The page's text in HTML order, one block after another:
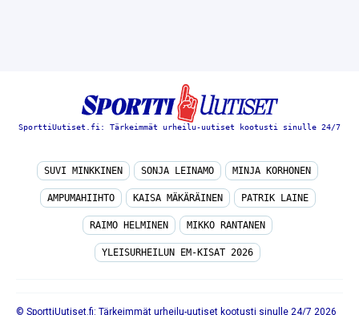
SporttiUutiset.fi: Tärkeimmät urheilu-uutiset kootusti sinulle 24/7
AMPUMAHIIHTO KAISA MÄKÄRÄINEN PATRIK LAINE
RAIMO HELMINEN MIKKO RANTANEN
YLEISURHEILUN EM-KISAT 2026
TIETOA MEISTÄ/🇬🇧 SPORTIVO NETWORK/ KÄYTTÖEHDOT